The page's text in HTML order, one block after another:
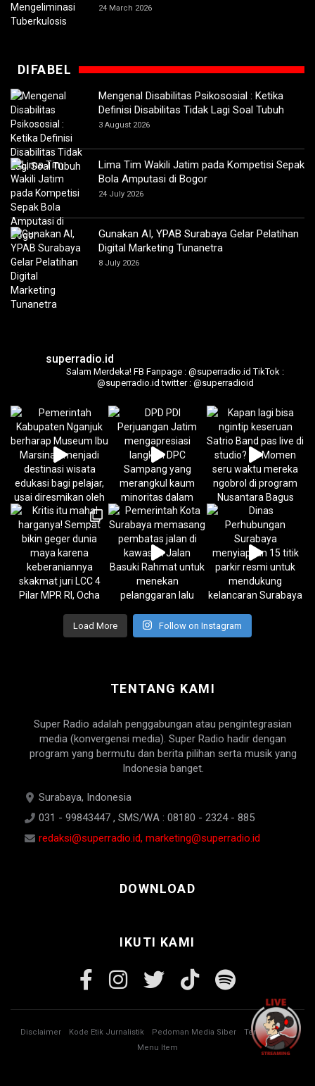
24 March 2026
DIFABEL
Mengenal Disabilitas Psikososial : Ketika
Definisi Disabilitas Tidak Lagi Soal Tubuh
3 August 2026
Lima Tim Wakili Jatim pada Kompetisi Sepak
Bola Amputasi di Bogor
24 July 2026
Gunakan AI, YPAB Surabaya Gelar Pelatihan
Digital Marketing Tunanetra
8 July 2026
superradio.id
Salam Merdeka! FB Fanpage : @superradio.id TikTok :
@superradio.id twitter : @superradioid
Load More Follow on Instagram
TENTANG KAMI
Super Radio adalah penggabungan atau pengintegrasian
media (konvergensi media). Super Radio hadir dengan
program yang bermutu dan berita pilihan serta musik yang
Indonesia banget.
Surabaya, Indonesia
031 - 99843447 , SMS/WA : 08180 - 2324 - 885
redaksi@superradio.id, marketing@superradio.id
DOWNLOAD
IKUTI KAMI
Disclaimer Kode Etik Jurnalistik Pedoman Media Siber
Tentang Kami
Menu Item